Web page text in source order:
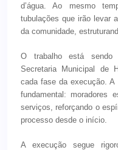
d’água. Ao mesmo
tubulações que irão levar
da comunidade,
O trabalho está sendo
Secretaria Municipal de
cada fase da execução.
fundamental: moradores
serviços, reforçando o
processo desde o início.
A execução segue